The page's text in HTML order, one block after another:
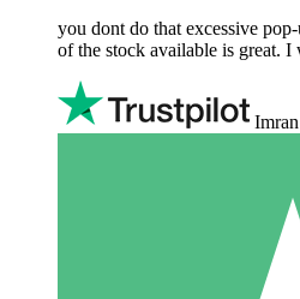
you dont do that excessive
of the stock available is great.
Imran